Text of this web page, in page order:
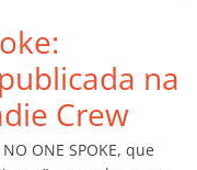
Li
n
k
til
h
ar
na
Crew
ONE SPOKE, que